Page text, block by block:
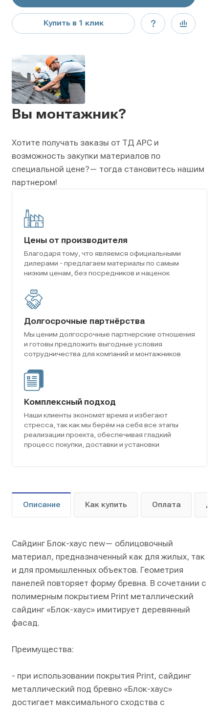
Купить в 1 клик
Вы монтажник?
Хотите получать заказы от ТД АРС и
возможность закупки материалов по
специальной цене?— тогда становитесь нашим
партнером!
Цены от производителя
Благодаря тому, что являемся официальными
дилерами - предлагаем материалы по самым
низким ценам, без посредников и наценок
Долгосрочные партнёрства
Мы ценим долгосрочные партнерские отношения
и готовы предложить выгодные условия
сотрудничества для компаний и монтажников
Комплексный подход
Наши клиенты экономят время и избегают
стресса, так как мы берём на себя все этапы
реализации проекта, обеспечивая гладкий
процесс покупки, доставки и установки
Описание Как купить Оплата
Сайдинг Блок-хаус new— облицовочный
материал, предназначенный как для жилых, так
и для промышленных объектов. Геометрия
панелей повторяет форму бревна. В сочетании с
полимерным покрытием Print металлический
сайдинг «Блок-хаус» имитирует деревянный
фасад.
Преимущества:
- при использовании покрытия Print, сайдинг
металлический под бревно «Блок-хаус»
достигает максимального сходства с